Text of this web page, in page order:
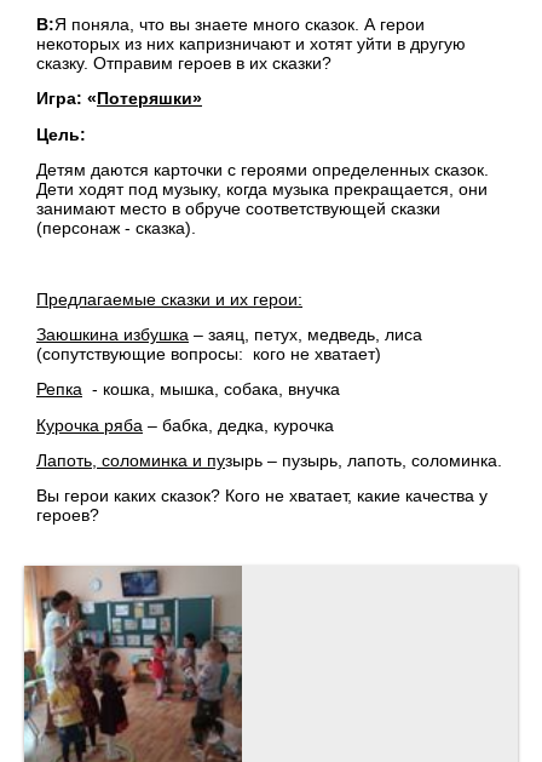
В:Я поняла, что вы знаете много сказок. А герои
некоторых из них капризничают и хотят уйти в другую
сказку. Отправим героев в их сказки?
Игра: «Потеряшки»
Цель:
Детям даются карточки с героями определенных сказок.
Дети ходят под музыку, когда музыка прекращается, они
занимают место в обруче соответствующей сказки
(персонаж - сказка).
Предлагаемые сказки и их герои:
Заюшкина избушка – заяц, петух, медведь, лиса
(сопутствующие вопросы: кого не хватает)
Репка - кошка, мышка, собака, внучка
Курочка ряба – бабка, дедка, курочка
Лапоть, соломинка и пузырь – пузырь, лапоть, соломинка.
Вы герои каких сказок? Кого не хватает, какие качества у
героев?